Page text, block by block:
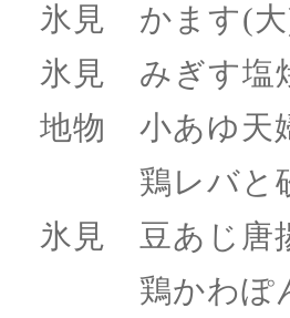
氷見 かます(
氷見 み
地物 小あ
鶏レバと砂
氷見 豆あ
鶏かわ